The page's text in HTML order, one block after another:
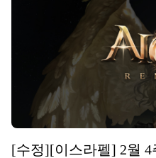
[수정][이스라펠] 2월 4